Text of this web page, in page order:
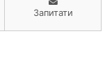
Запитати